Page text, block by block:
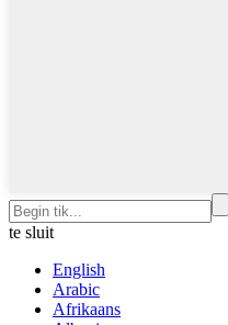
te sluit
English
Arabic
Afrikaans